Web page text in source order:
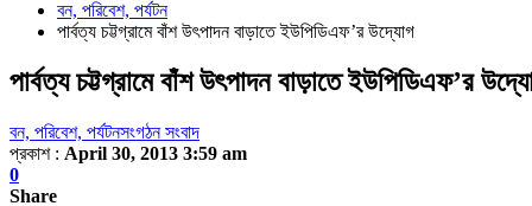
বন, পরিবেশ, পর্যটন
পার্বত্য চট্টগ্রামে বাঁশ উৎপাদন বাড়াতে ইউপিডিএফ’র উদ্যোগ
পার্বত্য চট্টগ্রামে বাঁশ উৎপাদন বাড়াতে ইউপিডিএফ’র
বন, পরিবেশ, পর্যটনসংগঠন সংবাদ
প্রকাশ : April 30, 2013 3:59 am
0
Share